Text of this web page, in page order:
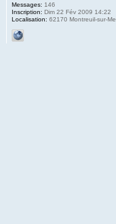
Messages: 146
Inscription: Dim 22 Fév 2009 14:22
Localisation: 62170 Montreuil-sur-